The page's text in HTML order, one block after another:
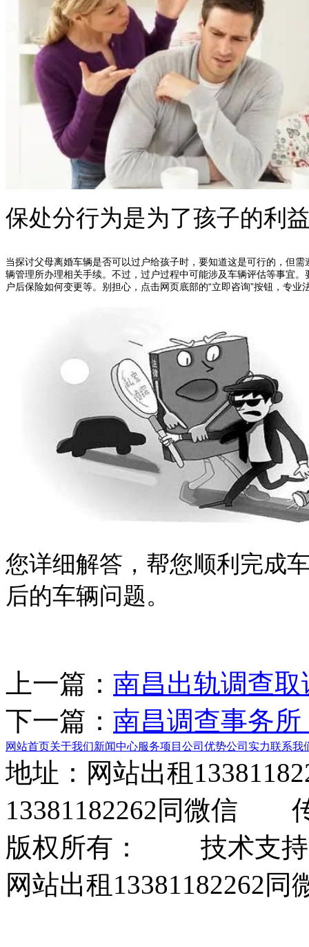
保处分行为是为了孩子的利
当探讨父母离婚车辆是否可以过户给孩子时，要知道这是可行的，但
辆管理所办理相关手续。不过，过户过程中可能涉及车辆评估等事宜
户后保险如何变更等。别担心，点击网页底部的“立即咨询”按钮，专业
您详细解答，帮您顺利完成
后的车辆问题。
上一篇： 南昌出轨调查
下一篇： 南昌调查事务
网站首页关于我们新闻中心服务项目 公司优势公司实力联系我
地址：网站出租
13381182262同微信
版权所有： 技术支
网站出租13381182262同